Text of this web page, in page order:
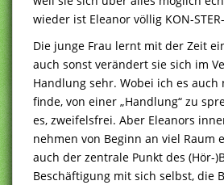
wieder ist Eleanor völlig KON-
Die junge Frau lernt mit der Zeit
auch sonst verändert sie sich im
Handlung sehr. Wobei ich es auch
finde, von einer „Handlung“ zu
es, zweifelsfrei. Aber Eleanors
nehmen von Beginn an viel Raum
auch der zentrale Punkt des (Hör-
Beschäftigung mit sich selbst, die